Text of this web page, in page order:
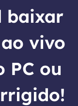
baixar
vivo
PC ou